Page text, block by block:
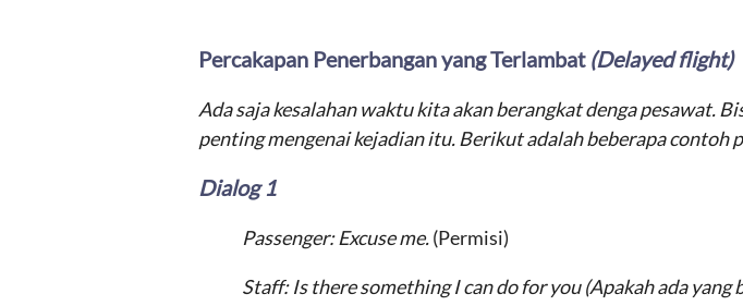
Percakapan Penerbangan yang Terlambat (Delayed flight)
Ada saja kesalahan waktu kita akan berangkat denga pesawat.
penting mengenai kejadian itu. Berikut adalah beberapa contoh
Dialog 1
Passenger: Excuse me.(Permisi)
Staff:Is there something I can do for you(Apakah ada yang